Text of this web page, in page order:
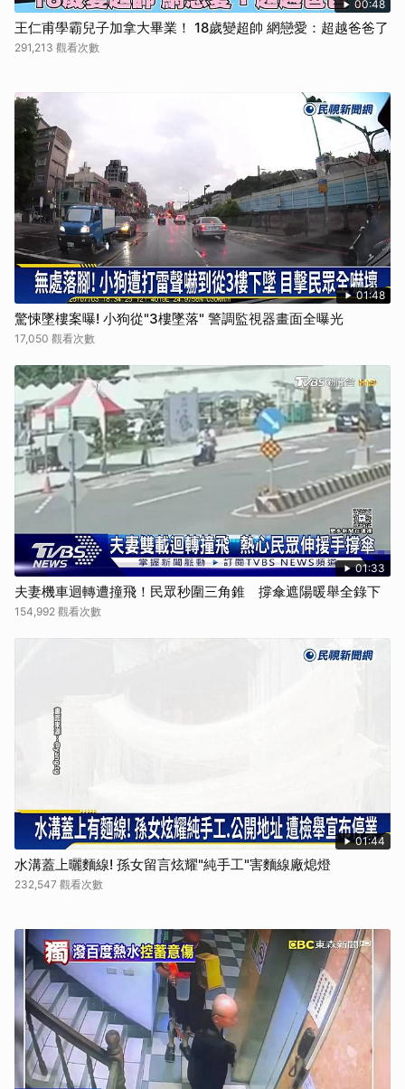
00:48
王仁甫學霸兒子加拿大畢業！ 18歲變超帥 網戀愛：超越爸爸了
291,213 觀看次數
01:48
驚悚墜樓案曝! 小狗從"3樓墜落" 警調監視器畫面全曝光
17,050 觀看次數
01:33
夫妻機車迴轉遭撞飛！民眾秒圍三角錐 撐傘遮陽暖舉全錄下
154,992 觀看次數
01:44
水溝蓋上曬麵線! 孫女留言炫耀"純手工"害麵線廠熄燈
232,547 觀看次數